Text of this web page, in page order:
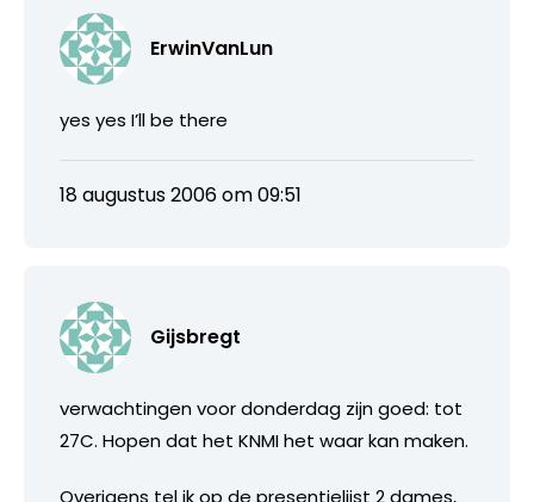
ErwinVanLun
yes yes I’ll be there
18 augustus 2006 om 09:51
Gijsbregt
verwachtingen voor donderdag zijn goed: tot
27C. Hopen dat het KNMI het waar kan maken.
Overigens tel ik op de presentielijst 2 dames,